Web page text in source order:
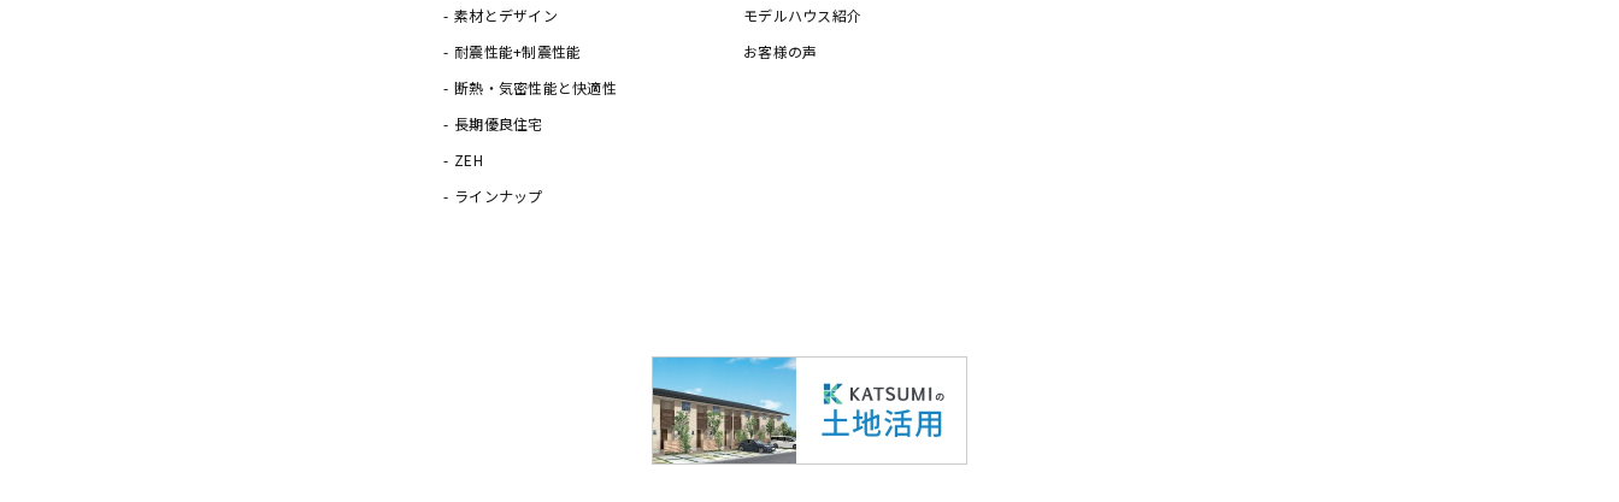
素材とデザイン
耐震性能+制震性能
断熱・気密性能と快適性
長期優良住宅
ZEH
ラインナップ
モデルハウス紹介
お客様の声